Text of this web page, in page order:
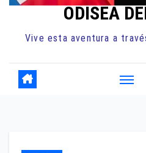
ODISEA
Vive esta aventura a